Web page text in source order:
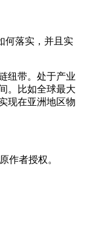
何落实，并且实
纽带。处于产业
。比如全球最大
现在亚洲地区物
作者授权。